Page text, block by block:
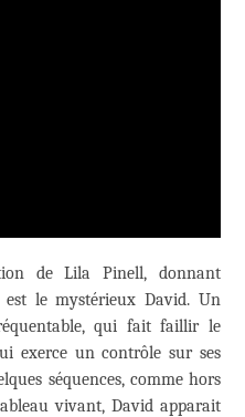
de Lila Pinell, donnant
le mystérieux David. Un
qui fait faillir le
exerce un contrôle sur ses
séquences, comme hors
vivant, David apparait